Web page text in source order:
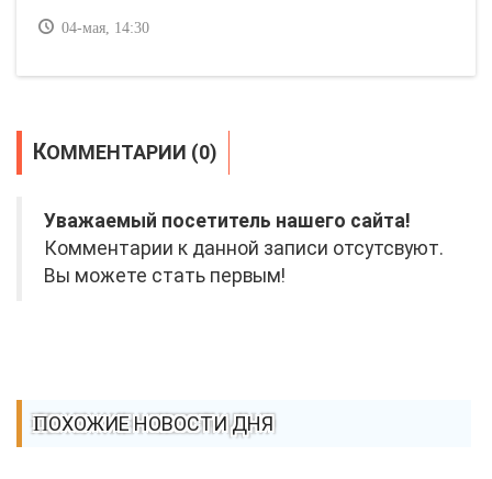
04-мая, 14:30
КОММЕНТАРИИ (0)
Уважаемый посетитель нашего сайта!
Комментарии к данной записи отсутсвуют.
Вы можете стать первым!
ПОХОЖИЕ НОВОСТИ ДНЯ